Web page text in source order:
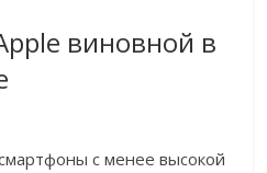
виновной в
с менее высокой